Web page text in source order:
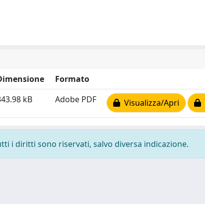
Formato
kB Adobe PDF Visualizza/Apri
i diritti sono riservati, salvo diversa indicazione.